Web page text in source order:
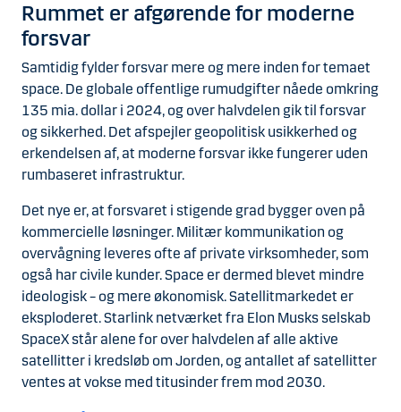
Rummet er afgørende for moderne
forsvar
Samtidig fylder forsvar mere og mere inden for temaet
space. De globale offentlige rumudgifter nåede omkring
135 mia. dollar i 2024, og over halvdelen gik til forsvar
og sikkerhed. Det afspejler geopolitisk usikkerhed og
erkendelsen af, at moderne forsvar ikke fungerer uden
rumbaseret infrastruktur.
Det nye er, at forsvaret i stigende grad bygger oven på
kommercielle løsninger. Militær kommunikation og
overvågning leveres ofte af private virksomheder, som
også har civile kunder. Space er dermed blevet mindre
ideologisk – og mere økonomisk. Satellitmarkedet er
eksploderet. Starlink netværket fra Elon Musks selskab
SpaceX står alene for over halvdelen af alle aktive
satellitter i kredsløb om Jorden, og antallet af satellitter
ventes at vokse med titusinder frem mod 2030.